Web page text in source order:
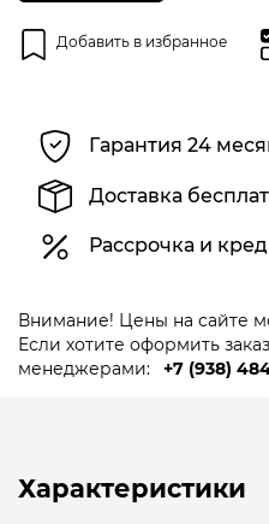
Добавить в избранное
Гарантия 24
Доставка
Рассрочка и
Внимание! Цены на сайте
Если хотите оформить
менеджерами:
+7 (938)
Характеристики